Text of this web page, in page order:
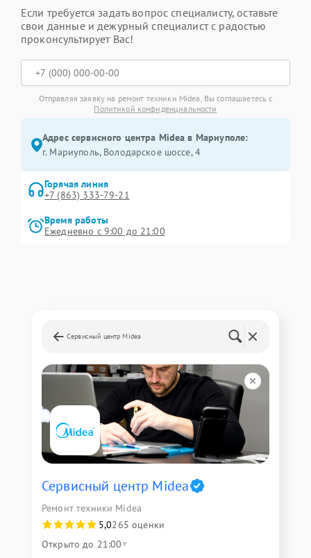
Если требуется задать вопрос специалисту, оставьте
свои данные и дежурный специалист с радостью
проконсультирует Вас!
Отправляя заявку на ремонт техники Midea, Вы соглашаетесь с
Политикой конфиденциальности
Адрес сервисного центра Midea в Мариуполе:
г. Мариуполь, Володарское шоссе, 4
Горячая линия
+7 (863) 333-79-21
Время работы
Ежедневно с 9:00 до 21:00
Сервисный центр Midea
Сервисный центр Midea
Ремонт техники Midea
5,0265 оценки
Открыто до 21:00